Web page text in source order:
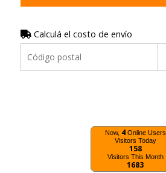
Calculá el costo de envío
Now, 4Online Users
Visitors Today
158
Visitors This Month
1683